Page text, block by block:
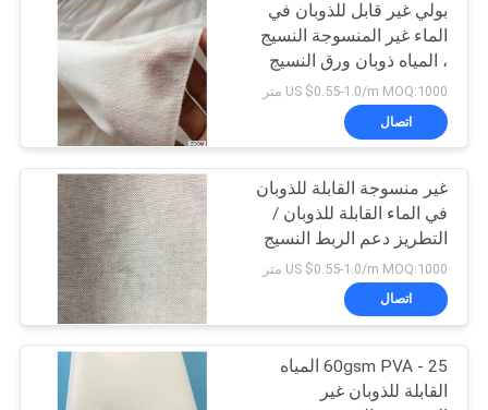
أقمشة غير قابلة
للذوبان في الماء
33
بولي الشريط للذوبان
في الماء
6
بولي غير قابل للذوبان في
الماء غير المنسوجة النسيج
، المياه ذوبان ورق النسيج
المتداخلة
US $0.55-1.0/m MOQ:1000 متر
اتصال
غير منسوجة القابلة للذوبان
في الماء القابلة للذوبان /
التطريز دعم الربط النسيج
SGS / MSDS الموافقة
US $0.55-1.0/m MOQ:1000 متر
اتصال
25 - 60gsm PVA المياه
القابلة للذوبان غير